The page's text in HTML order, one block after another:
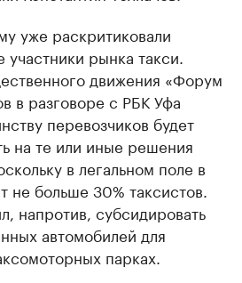
уже раскритиковали
рынка такси.
движения «Форум
в разговоре с РБК Уфа
перевозчиков будет
на те или иные решения
в легальном поле в
не больше 30% таксистов.
напротив, субсидировать
автомобилей для
парках.